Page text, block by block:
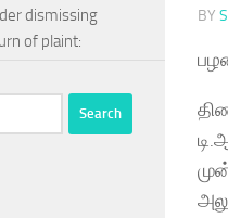
BY
dismissing
of plaint: